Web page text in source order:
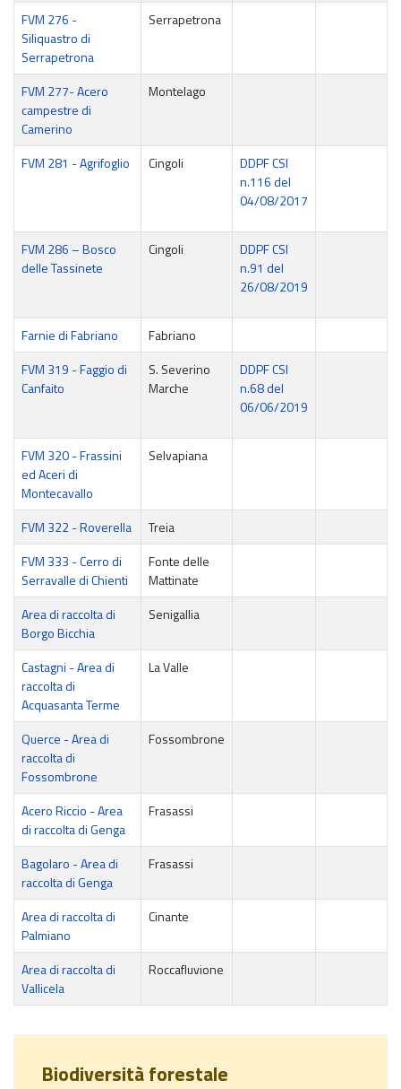
FVM 276 -
Siliquastro di
Serrapetrona
Serrapetrona
FVM 277- Acero
campestre di
Camerino
Montelago
FVM 281 - Agrifoglio Cingoli
DDPF CSI
n.116 del
04/08/2017
FVM 286 – Bosco
delle Tassinete
Cingoli
DDPF CSI
n.91 del
26/08/2019
Farnie di Fabriano
Fabriano
FVM 319 - Faggio di
Canfaito
S. Severino
Marche
DDPF CSI
n.68 del
06/06/2019
FVM 320 - Frassini
ed Aceri di
Montecavallo
Selvapiana
FVM 322 - Roverella
Treia
FVM 333 - Cerro di
Serravalle di Chienti
Fonte delle
Mattinate
Area di raccolta di
Borgo Bicchia
Senigallia
Castagni - Area di
raccolta di
Acquasanta Terme
La Valle
Querce - Area di
raccolta di
Fossombrone
Fossombrone
Acero Riccio - Area
di raccolta di Genga
Frasassi
Bagolaro - Area di
raccolta di Genga
Frasassi
Area di raccolta di
Palmiano
Cinante
Area di raccolta di
Vallicela
Roccafluvione
Biodiversità forestale